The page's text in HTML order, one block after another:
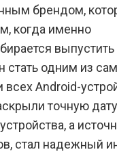
брендом,
когда именно
стать одним из
Android-
точную дату
а
стал надежный